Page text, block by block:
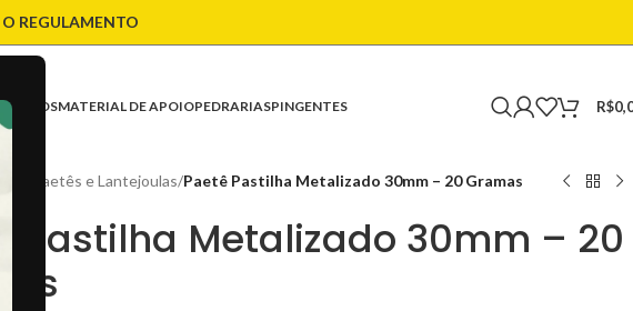
REGULAMENTO
FECHOSMATERIAL DE APOIOPEDRARIASPINGENTES R$
Paetês e Lantejoulas/Paetê Pastilha Metalizado 30mm – 20 Gramas
Pastilha Metalizado 30mm – 20